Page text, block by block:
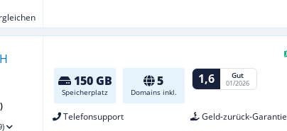
150 GB
Speicherplatz
5
Domains inkl.
1,6 Gut
01/2026
Telefonsupport
Geld-zurück-Garantie